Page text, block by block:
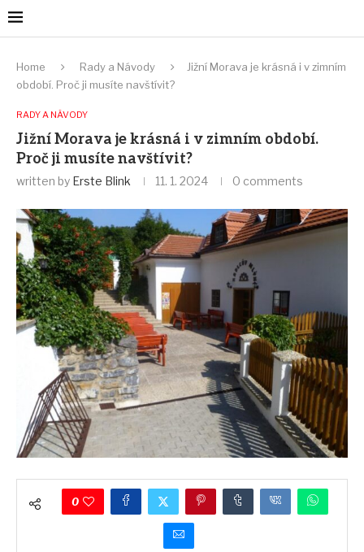
Home Rady a Návody
Jižní Morava je krásná i v zimním
období. Proč ji musíte navštívit?
RADY A NÁVODY
Jižní Morava je krásná i v zimním období.
Proč ji musíte navštívit?
written by Erste Blink 11. 1. 2024 0 comments
0